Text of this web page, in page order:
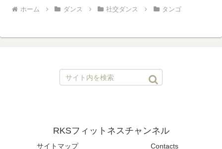
ホーム ダンス 社交ダンス タンゴ
RKSフィットネスチャンネル
サイトマップ Contacts